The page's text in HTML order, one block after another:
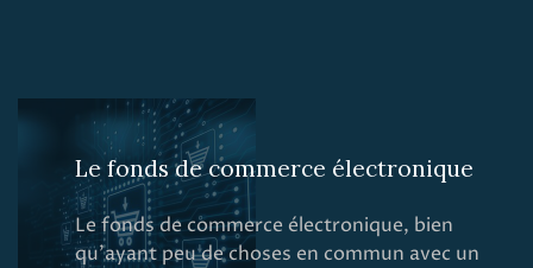
Le fonds de commerce électronique
Le fonds de commerce électronique, bien
qu’ayant peu de choses en commun avec un